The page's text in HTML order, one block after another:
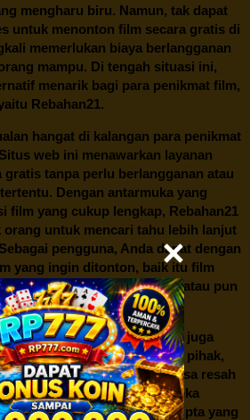
mengharu biru. Namun, tak dapat
untuk menonton film secara gratis di
memerlukan biaya berlangganan
mampu. Di tengah situasi ini,
menarik bagi para penikmat film,
Rebahan21.
hangat di kalangan para penikmat
web ini menawarkan layanan
tanpa perlu berlangganan atau
Dengan antarmuka yang
film yang cukup lengkap, Rebahan21
orang untuk mencari tahu lebih lanjut
pengguna, Anda dapat dengan
yang ingin ditonton, baik itu film
Korea yang sedang hits, atau pun
dengan kualitas terbaik.
cerita manis,Rebahan21juga
di industri film. Banyak pihak,
dan pemilik hak cipta, merasa resah
situs-situs seperti ini. Mereka
bentuk pelanggaran hak cipta yang